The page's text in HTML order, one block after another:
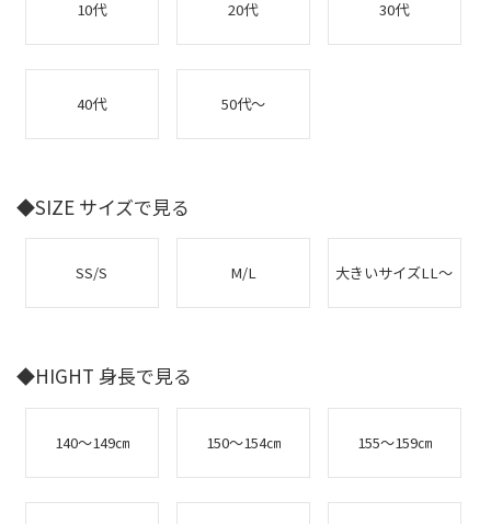
10代 20代 30代
40代 50代～
◆SIZE サイズで見る
SS/S M/L 大きいサイズLL～
◆HIGHT 身長で見る
140～149㎝ 150～154㎝ 155～159㎝